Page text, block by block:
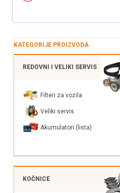
KATEGORIJE PROIZVODA
REDOVNI I VELIKI SERVIS
Filteri za vozila
Veliki servis
Akumulatori (lista)
KOČNICE